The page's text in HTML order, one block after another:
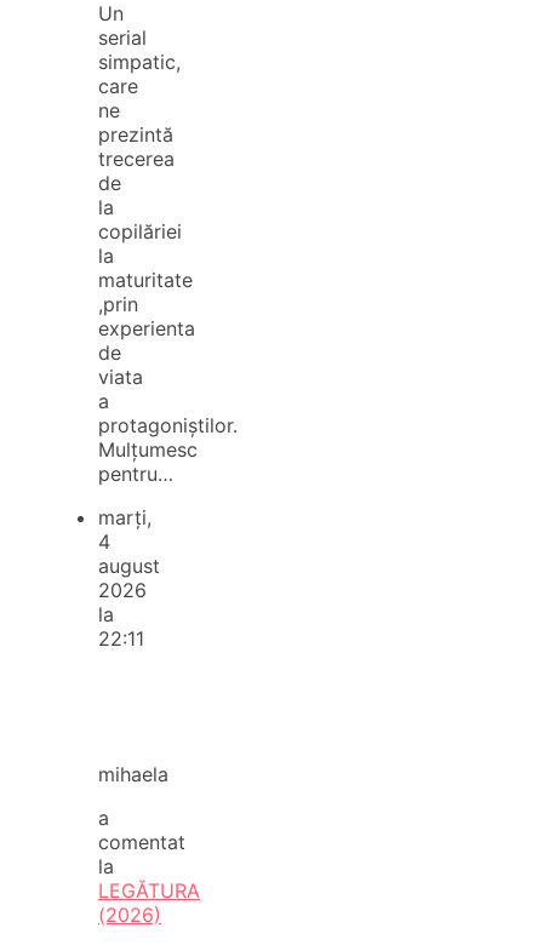
Un
serial
simpatic,
care
ne
prezintă
trecerea
de
la
copilăriei
la
maturitate
,prin
experienta
de
viata
a
protagoniștilor.
Mulțumesc
pentru…
marți,
4
august
2026
la
22:11
mihaela
a
comentat
la
LEGĂTURA
(2026)